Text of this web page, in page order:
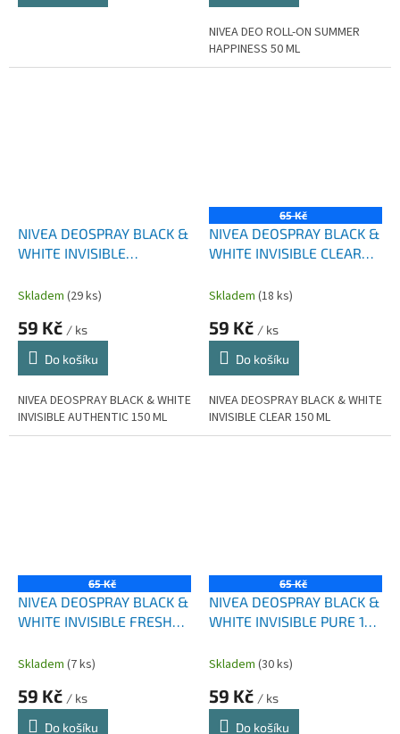
NIVEA DEO ROLL-ON SUMMER
HAPPINESS 50 ML
NIVEA DEOSPRAY BLACK &
WHITE INVISIBLE
Skladem (29 ks)
59 Kč / ks
Do košíku
NIVEA DEOSPRAY BLACK & WHITE
INVISIBLE AUTHENTIC 150 ML
65 Kč
NIVEA DEOSPRAY BLACK &
WHITE INVISIBLE CLEAR
Skladem (18 ks)
59 Kč / ks
Do košíku
NIVEA DEOSPRAY BLACK & WHITE
INVISIBLE CLEAR 150 ML
65 Kč
NIVEA DEOSPRAY BLACK &
WHITE INVISIBLE FRESH
Skladem (7 ks)
59 Kč / ks
Do košíku
65 Kč
NIVEA DEOSPRAY BLACK &
WHITE INVISIBLE PURE 150
Skladem (30 ks)
59 Kč / ks
Do košíku